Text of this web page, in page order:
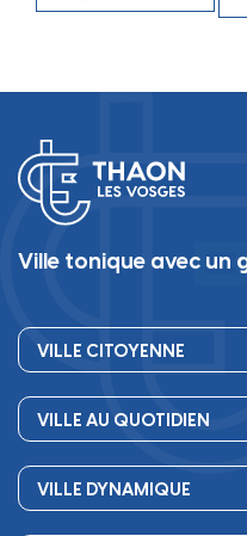
Ville tonique avec un
VILLE CITOYENNE
Conseil Municipal
Les services de la Mairie
Finances
VILLE AU QUOTIDIEN
Petite enfance
VILLE DYNAMIQUE